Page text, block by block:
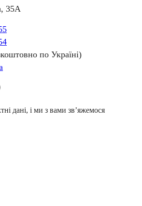
35А
по Україні)
дані, і ми з вами звʼяжемося